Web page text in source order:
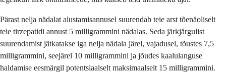
Pärast nelja nädalat alustamisannusel suurendab teie arst tõenäoliselt
teie tirzepatidi annust 5 milligrammini nädalas. Seda järkjärgulist
suurendamist jätkatakse iga nelja nädala järel, vajadusel, tõustes 7,5
milligrammini, seejärel 10 milligrammini ja jõudes kaalulanguse
haldamise eesmärgil potentsiaalselt maksimaalselt 15 milligrammini.